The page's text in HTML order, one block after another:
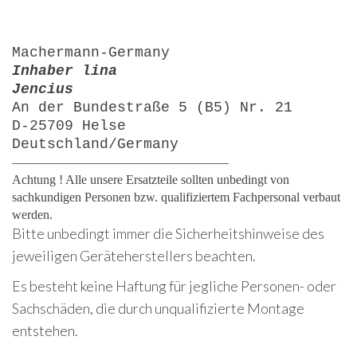
Machermann-Germany
Inhaber lina
Jencius
An der Bundestraße 5 (B5) Nr. 21
D-25709 Helse
Deutschland/Germany
—————————————————
Achtung ! Alle unsere Ersatzteile sollten unbedingt von
sachkundigen Personen bzw. qualifiziertem Fachpersonal verbaut
werden.
Bitte unbedingt immer die Sicherheitshinweise des
jeweiligen Geräteherstellers beachten.
Es besteht keine Haftung für jegliche Personen- oder
Sachschäden, die durch unqualifizierte Montage
entstehen.